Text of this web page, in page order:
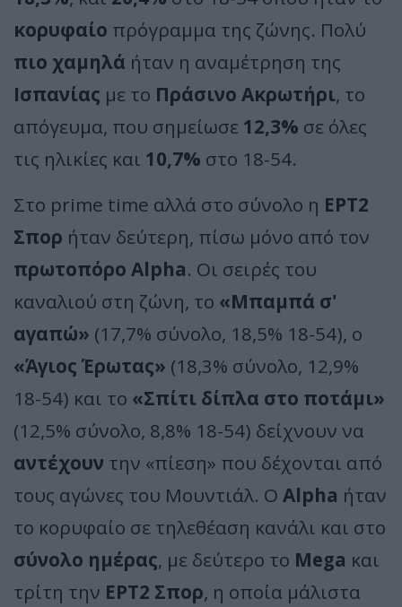
κορυφαίο πρόγραμμα της ζώνης. Πολύ
πιο χαμηλά ήταν η αναμέτρηση της
Ισπανίας με το Πράσινο Ακρωτήρι, το
απόγευμα, που σημείωσε 12,3% σε όλες
τις ηλικίες και 10,7% στο 18-54.
Στο prime time αλλά στο σύνολο η ΕΡΤ2
Σπορ ήταν δεύτερη, πίσω μόνο από τον
πρωτοπόρο Alpha. Οι σειρές του
καναλιού στη ζώνη, το «Μπαμπά σ'
αγαπώ» (17,7% σύνολο, 18,5% 18-54), ο
«Άγιος Έρωτας» (18,3% σύνολο, 12,9%
18-54) και το «Σπίτι δίπλα στο ποτάμι»
(12,5% σύνολο, 8,8% 18-54) δείχνουν να
αντέχουν την «πίεση» που δέχονται από
τους αγώνες του Μουντιάλ. Ο Alpha ήταν
το κορυφαίο σε τηλεθέαση κανάλι και στο
σύνολο ημέρας, με δεύτερο το Mega και
τρίτη την ΕΡΤ2 Σπορ, η οποία μάλιστα